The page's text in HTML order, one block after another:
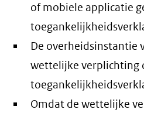
of mobiele applicatie
De overheidsinstantie
wettelijke verplichting
Omdat de wettelijke